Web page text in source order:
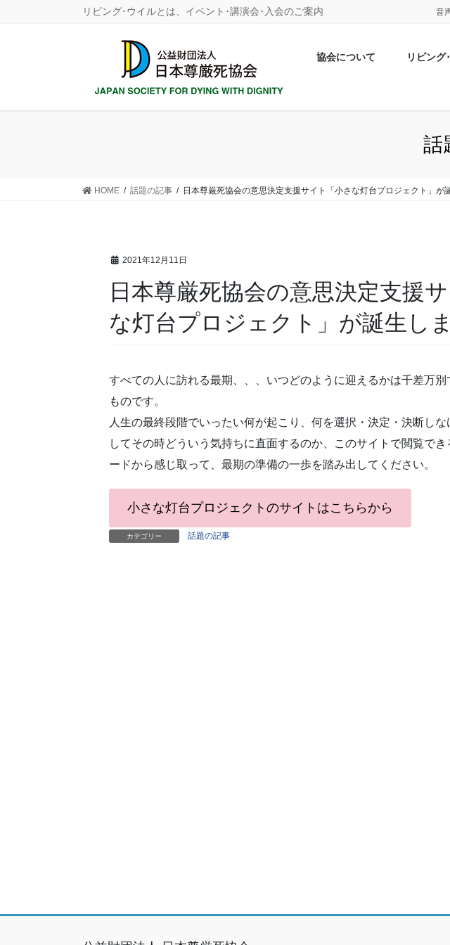
リビング･ウイルとは、イベント･講演会･入会のご案内 音
協会について リビング
話
HOME 話題の記事 日本尊厳死協会の意思決定支援サイト「小さな灯台プロジェクト」が
2021年12月11日
日本尊厳死協会の意思決定支援
な灯台プロジェクト」が誕生し
すべての人に訪れる最期、、、いつどのように迎えるかは千差万
ものです。
人生の最終段階でいったい何が起こり、何を選択・決定・決断し
してその時どういう気持ちに直面するのか、このサイトで閲覧で
ードから感じ取って、最期の準備の一歩を踏み出してください。
小さな灯台プロジェクトのサイトはこちらから
カテゴリー 話題の記事